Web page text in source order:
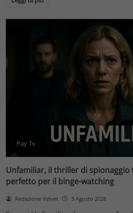
Pay Tv
Unfamiliar, il thriller di spionaggio
perfetto per il binge-watching
Redazione Velvet 5 Agosto 2026